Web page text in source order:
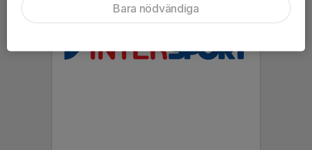
Bara nödvändiga